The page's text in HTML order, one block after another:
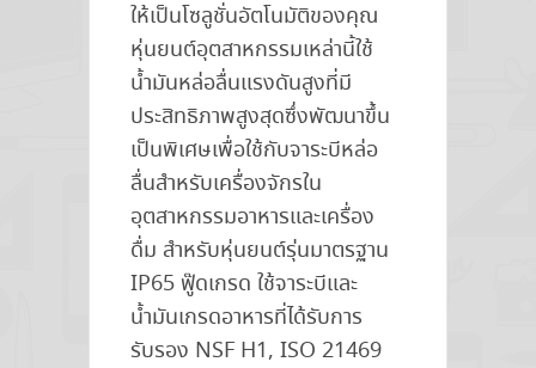
ให้เป็นโซลูชั่นอัตโนมัติของคุณ
หุ่นยนต์อุตสาหกรรมเหล่านี้ใช้
น้ำมันหล่อลื่นแรงดันสูงที่มี
ประสิทธิภาพสูงสุดซึ่งพัฒนาขึ้น
เป็นพิเศษเพื่อใช้กับจาระบีหล่อ
ลื่นสำหรับเครื่องจักรใน
อุตสาหกรรมอาหารและเครื่อง
ดื่ม สำหรับหุ่นยนต์รุ่นมาตรฐาน
IP65 ฟู๊ดเกรด ใช้จาระบีและ
น้ำมันเกรดอาหารที่ได้รับการ
รับรอง NSF H1, ISO 21469